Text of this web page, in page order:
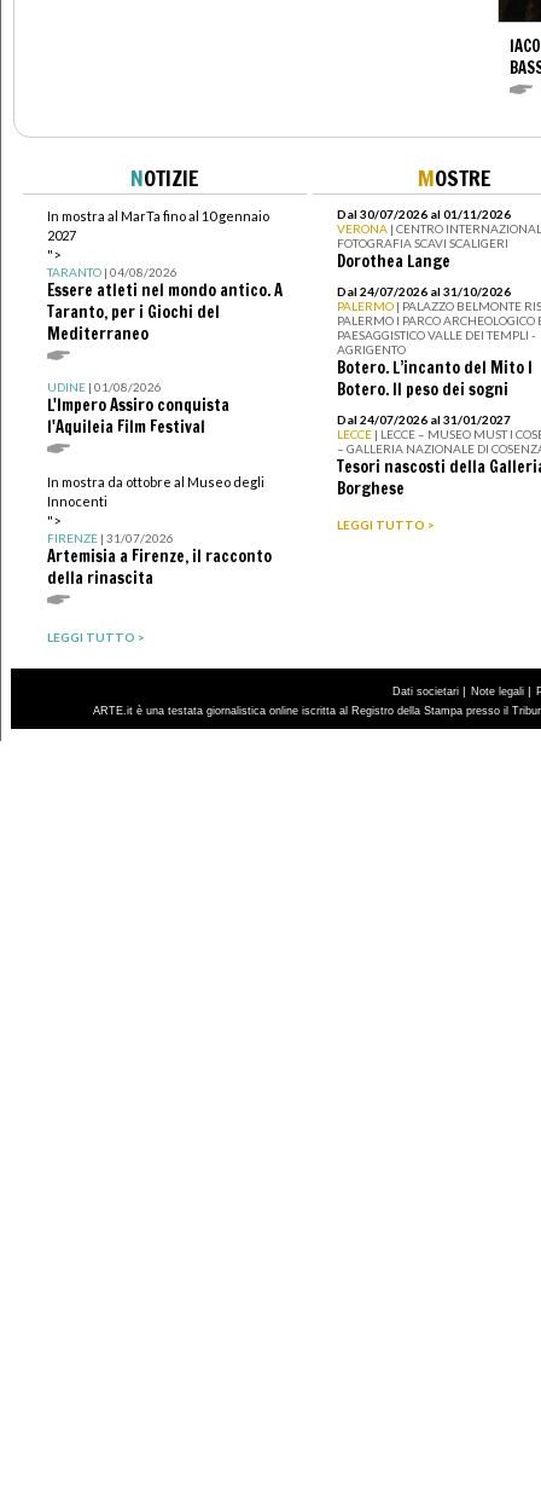
NOTIZIE
In mostra al MarTa fino al 10 gennaio
2027
">
TARANTO| 04/08/2026
Essere atleti nel mondo antico. A
Taranto, per i Giochi del
Mediterraneo
UDINE| 01/08/2026
L'Impero Assiro conquista
l'Aquileia Film Festival
In mostra da ottobre al Museo degli
Innocenti
">
FIRENZE| 31/07/2026
Artemisia a Firenze, il racconto
della rinascita
LEGGI TUTTO >
MOSTRE
Dal 30/07/2026 al 01/11/2026
VERONA | CENTRO
FOTOGRAFIA SCAVI SCALIGERI
Dorothea Lange
Dal 24/07/2026 al 31/10/2026
PALERMO | PALAZZO BELMONTE
PALERMO I PARCO ARCHEOLOGICO
PAESAGGISTICO VALLE DEI TEMPLI -
AGRIGENTO
Botero. L’incanto del Mito I
Botero. Il peso dei sogni
Dal 24/07/2026 al 31/01/2027
LECCE | LECCE – MUSEO MUST I
– GALLERIA NAZIONALE DI
Tesori nascosti della
Borghese
LEGGI TUTTO >
Dati societari | Note legali |
ARTE.it è una testata giornalistica online iscritta al Registro della Stampa presso il